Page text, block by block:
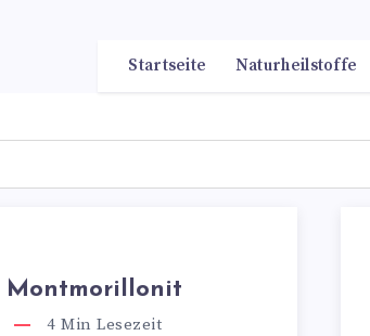
Startseite Naturheilstoffe
Montmorillonit
4 Min Lesezeit